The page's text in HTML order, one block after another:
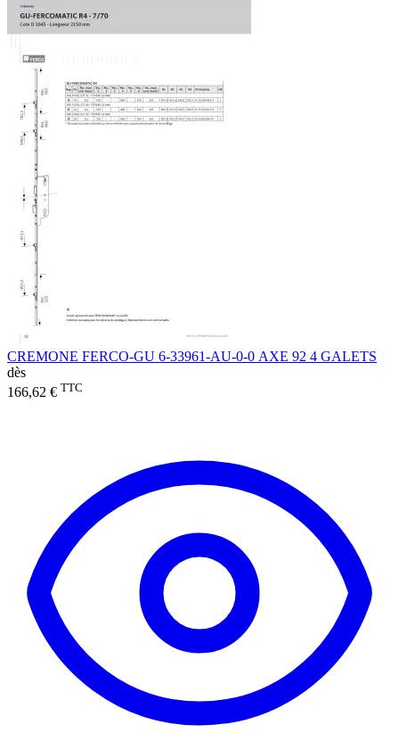
CREMONE FERCO-GU 6-33961-AU-0-0 AXE 92 4 GALETS
dès
166,62 € TTC